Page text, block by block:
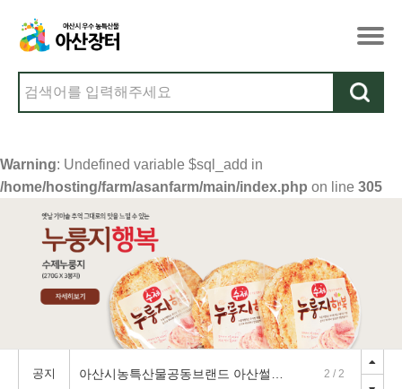
Warning: Undefined variable $sql_add in
/home/hosting/farm/asanfarm/main/index.php on line 305
공지 2 /2